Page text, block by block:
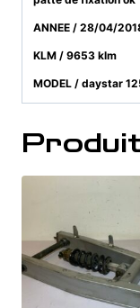
ANNEE / 28/04/
KLM / 9653 klm
MODEL / daystar